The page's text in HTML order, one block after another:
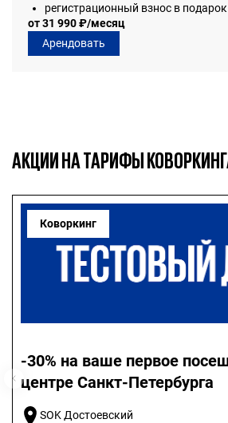
регистрационный взнос в подарок
от 31 990 ₽/месяц
Арендовать
АКЦИИ НА ТАРИФЫ
Коворкинг
-30% на ваше первое
центре Санкт-Петербурга
SOK Достоевский